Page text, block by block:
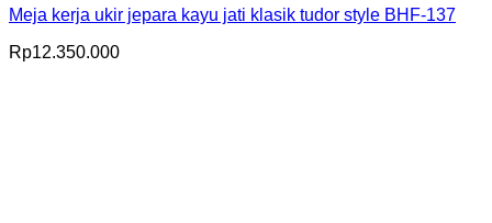
Meja kerja ukir jepara kayu jati klasik tudor style BHF-137
Rp12.350.000